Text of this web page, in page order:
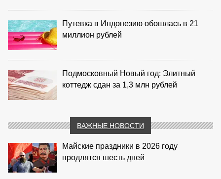
Путевка в Индонезию обошлась в 21
миллион рублей
Подмосковный Новый год: Элитный
коттедж сдан за 1,3 млн рублей
ВАЖНЫЕ НОВОСТИ
Майские праздники в 2026 году
продлятся шесть дней